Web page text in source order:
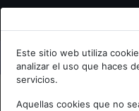
Bienvenid@ a
Escribe tu Email
Este sitio web utiliza
analizar el uso que haces
servicios.
Aquellas cookies que no